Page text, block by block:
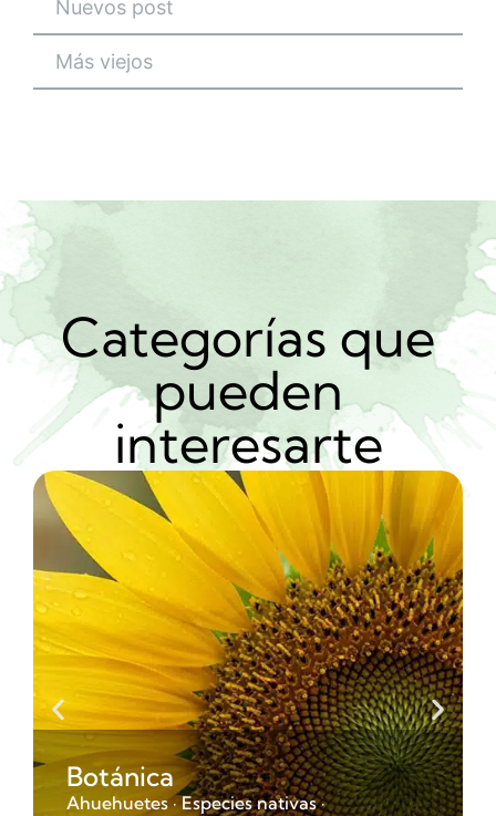
Nuevos post
Más viejos
Categorías que
pueden
interesarte
Botánica
Ahuehuetes · Especies nativas ·